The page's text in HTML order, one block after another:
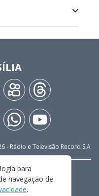
- Rádio e Televisão Record S.A
PRIVACIDADE
DE USO
para
navegação de
.